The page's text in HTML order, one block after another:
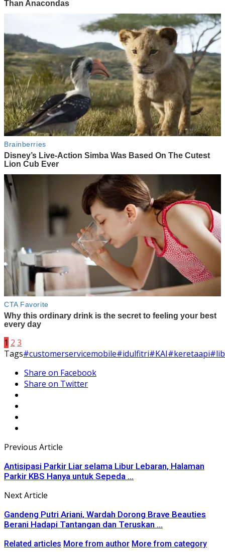
1 2 3
Tags#customerservicemobile#idulfitri#KAI#keretaapi
Share on Facebook
Share on Twitter
Previous Article
Antisipasi Parkir Liar selama Libur Lebaran, Halaman
Parkir KBS Hanya untuk Sepeda ...
Next Article
Gandeng Putri Ariani, Wardah Dorong Brave Beauties
Berani Hadapi Tantangan dan Teruskan ...
Related articles More from author More from category